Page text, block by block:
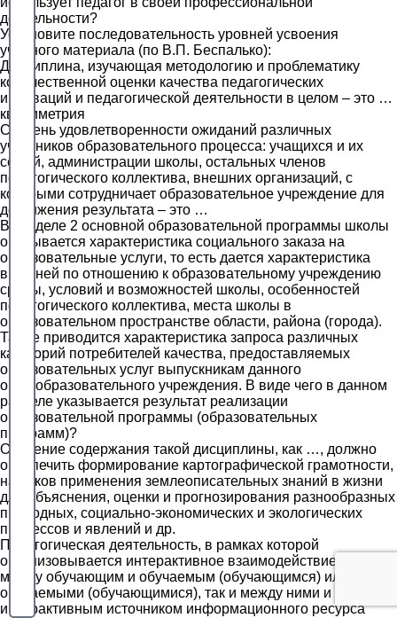
деятельности?
Установите последовательность уровней усвоения
учебного материала (по В.П. Беспалько):
Дисциплина, изучающая методологию и проблематику
количественной оценки качества педагогических
инноваций и педагогической деятельности в целом – это …
квалиметрия
Степень удовлетворенности ожиданий различных
участников образовательного процесса: учащихся и их
семей, администрации школы, остальных членов
педагогического коллектива, внешних организаций, с
которыми сотрудничает образовательное учреждение для
достижения результата – это …
В разделе 2 основной образовательной программы школы
описывается характеристика социального заказа на
образовательные услуги, то есть дается характеристика
внешней по отношению к образовательному учреждению
среды, условий и возможностей школы, особенностей
педагогического коллектива, места школы в
образовательном пространстве области, района (города).
Также приводится характеристика запроса различных
категорий потребителей качества, предоставляемых
образовательных услуг выпускникам данного
общеобразовательного учреждения. В виде чего в данном
разделе указывается результат реализации
образовательной программы (образовательных
программ)?
Освоение содержания такой дисциплины, как …, должно
обеспечить формирование картографической грамотности,
навыков применения землеописательных знаний в жизни
для объяснения, оценки и прогнозирования разнообразных
природных, социально-экономических и экологических
процессов и явлений и др.
Педагогическая деятельность, в рамках которой
организовывается интерактивное взаимодействие как
между обучающим и обучаемым (обучающимся) или
обучаемыми (обучающимися), так и между ними и
интерактивным источником информационного ресурса